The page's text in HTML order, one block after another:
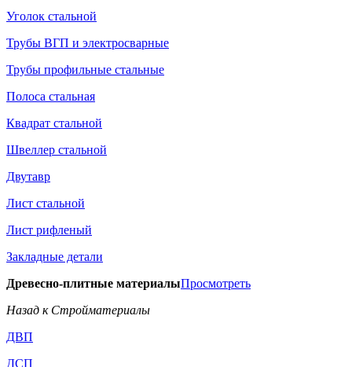
Уголок стальной
Трубы ВГП и электросварные
Трубы профильные стальные
Полоса стальная
Квадрат стальной
Швеллер стальной
Двутавр
Лист стальной
Лист рифленый
Закладные детали
Древесно-плитные материалыПросмотреть
Назад к Стройматериалы
ДВП
ДСП